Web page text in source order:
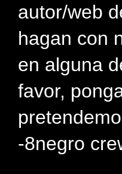
autor/web
hagan con
en alguna
favor,
-8negro